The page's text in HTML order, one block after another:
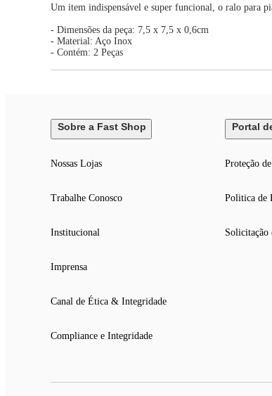
Um item indispensável e super funcional, o ralo para
- Dimensões da peça: 7,5 x 7,5 x 0,6cm
- Material: Aço Inox
- Contém: 2 Peças
Sobre a Fast Shop
Nossas Lojas
Trabalhe Conosco
Institucional
Imprensa
Canal de Ética & Integridade
Compliance e Integridade
Portal
Proteção
Politica de
Solicitação